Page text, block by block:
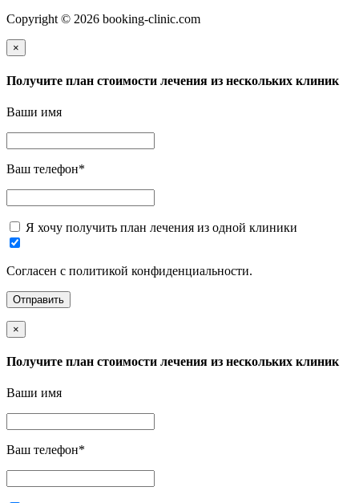
Copyright © 2026 booking-clinic.com
×
Получите план стоимости лечения из нескольких клиник
Ваши имя
Ваш телефон*
Я хочу получить план лечения из одной клиники
Согласен с политикой конфиденциальности.
×
Получите план стоимости лечения из нескольких клиник
Ваши имя
Ваш телефон*